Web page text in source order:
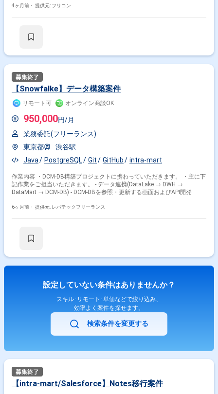
4ヶ月前・ 提供元: フリコン
【Snowfalke】データ構築案件
リモート可 オンライン商談OK
950,000円/月
業務委託(フリーランス)
東京都
渋谷駅
Java
PostgreSQL Git GitHub intra-mart
作業内容 ・DCM-DB構築プロジェクトに携わっていただきます。 ・主に下
記作業をご担当いただきます。 - データ連携(DataLake → DWH →
DataMart → DCM-DB) - DCM-DBを参照・更新する画面およびAPI開発
6ヶ月前・ 提供元: レバテックフリーランス
設定していない条件はありませんか？
スキル･リモート･単価などで絞り込み、
効率よく案件を探せます。
検索条件を変更する
【intra-mart/Salesforce】Notes移行案件